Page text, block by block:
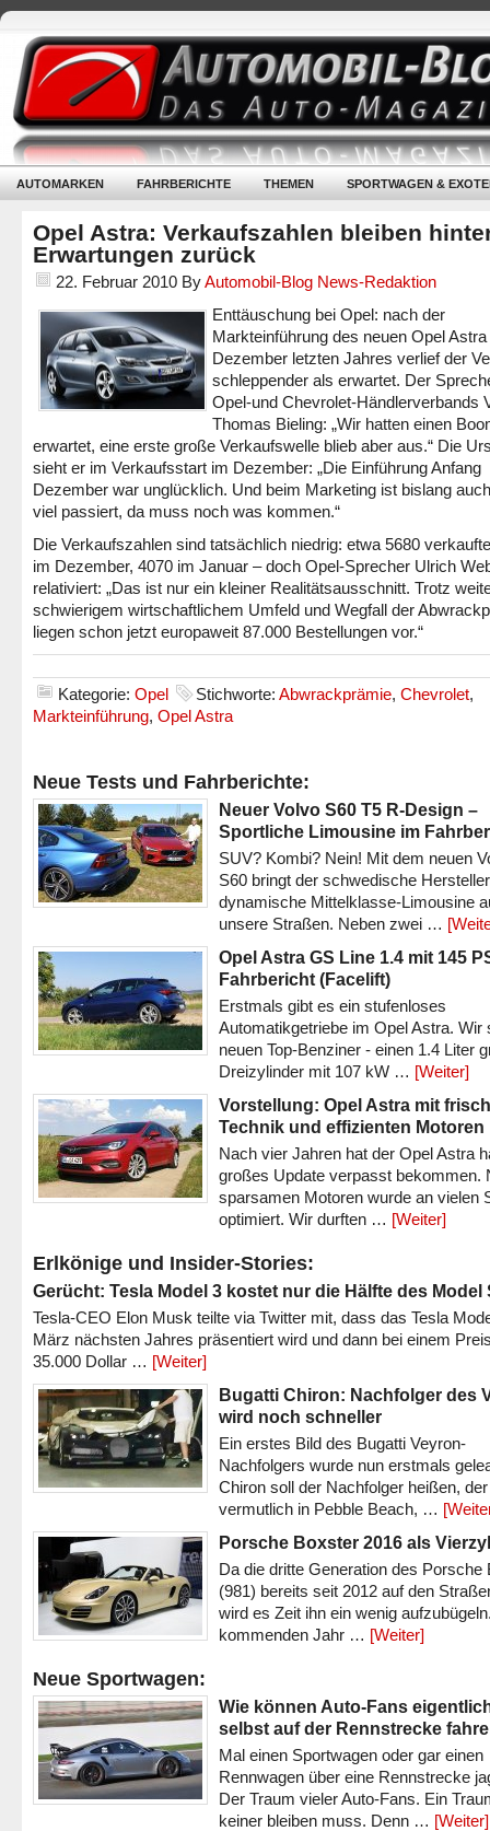
AUTOMARKEN FAHRBERICHTE THEMEN SPORTWAGEN &
Opel Astra: Verkaufszahlen bleiben
Erwartungen zurück
22. Februar 2010 ByAutomobil-Blog News-Redaktion
Enttäuschung bei Opel: nach der
Markteinführung des neuen Opel
Dezember letzten Jahres verlief der
schleppender als erwartet. Der
Opel-und Chevrolet-Händlerverbands
Thomas Bieling: „Wir hatten einen
erwartet, eine erste große Verkaufswelle blieb aber aus.“ Die
sieht er im Verkaufsstart im Dezember: „Die Einführung Anfang
Dezember war unglücklich. Und beim Marketing ist bislang
viel passiert, da muss noch was kommen.“
Die Verkaufszahlen sind tatsächlich niedrig: etwa 5680
im Dezember, 4070 im Januar – doch Opel-Sprecher Ulrich
relativiert: „Das ist nur ein kleiner Realitätsausschnitt. Trotz
schwierigem wirtschaftlichem Umfeld und Wegfall der
liegen schon jetzt europaweit 87.000 Bestellungen vor.“
Kategorie: Opel Stichworte: Abwrackprämie, Chevrolet,
Markteinführung, Opel Astra
Neue Tests und Fahrberichte:
Neuer Volvo S60 T5 R-Design –
Sportliche Limousine im
SUV? Kombi? Nein! Mit dem neuen
S60 bringt der schwedische
dynamische Mittelklasse-Limousine
unsere Straßen. Neben zwei …
Opel Astra GS Line 1.4 mit 145
Fahrbericht (Facelift)
Erstmals gibt es ein stufenloses
Automatikgetriebe im Opel Astra. Wir
neuen Top-Benziner - einen 1.4 Liter
Dreizylinder mit 107 kW … [Weiter]
Vorstellung: Opel Astra mit
Technik und effizienten Motoren
Nach vier Jahren hat der Opel Astra
großes Update verpasst bekommen.
sparsamen Motoren wurde an vielen
optimiert. Wir durften … [Weiter]
Erlkönige und Insider-Stories:
Gerücht: Tesla Model 3 kostet nur die Hälfte des Model
Tesla-CEO Elon Musk teilte via Twitter mit, dass das Tesla
März nächsten Jahres präsentiert wird und dann bei einem
35.000 Dollar … [Weiter]
Bugatti Chiron: Nachfolger des
wird noch schneller
Ein erstes Bild des Bugatti Veyron-
Nachfolgers wurde nun erstmals
Chiron soll der Nachfolger heißen, der
vermutlich in Pebble Beach, …
Porsche Boxster 2016 als
Da die dritte Generation des Porsche
(981) bereits seit 2012 auf den
wird es Zeit ihn ein wenig
kommenden Jahr … [Weiter]
Neue Sportwagen:
Wie können Auto-Fans
selbst auf der Rennstrecke
Mal einen Sportwagen oder gar einen
Rennwagen über eine Rennstrecke
Der Traum vieler Auto-Fans. Ein
keiner bleiben muss. Denn … [Weiter]